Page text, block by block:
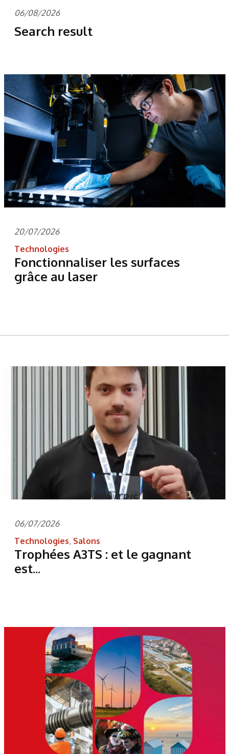
06/08/2026
Search result
20/07/2026
Technologies
Fonctionnaliser les surfaces
grâce au laser
06/07/2026
Technologies, Salons
Trophées A3TS : et le gagnant
est...